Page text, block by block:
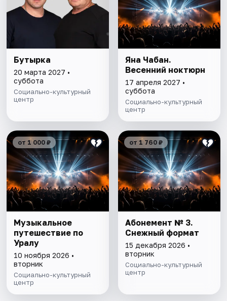
Бутырка
20 марта 2027 •
суббота
Социально-культурный
центр
Яна Чабан.
Весенний ноктюрн
17 апреля 2027 •
суббота
Социально-культурный
центр
от 1 000 ₽
Музыкальное
путешествие по
Уралу
10 ноября 2026 •
вторник
Социально-культурный
центр
от 1 760 ₽
Абонемент № 3.
Снежный формат
15 декабря 2026 •
вторник
Социально-культурный
центр